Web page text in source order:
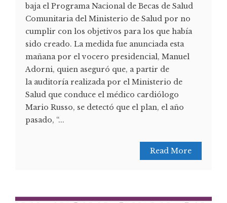
baja el Programa Nacional de Becas de Salud
Comunitaria del Ministerio de Salud por no
cumplir con los objetivos para los que había
sido creado. La medida fue anunciada esta
mañana por el vocero presidencial, Manuel
Adorni, quien aseguró que, a partir de
la auditoría realizada por el Ministerio de
Salud que conduce el médico cardiólogo
Mario Russo, se detectó que el plan, el año
pasado, “...
Read More